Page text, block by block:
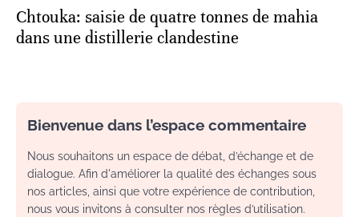
Chtouka: saisie de quatre tonnes de mahia
dans une distillerie clandestine
Bienvenue dans l’espace commentaire
Nous souhaitons un espace de débat, d’échange et de
dialogue. Afin d'améliorer la qualité des échanges sous
nos articles, ainsi que votre expérience de contribution,
nous vous invitons à consulter nos règles d’utilisation.